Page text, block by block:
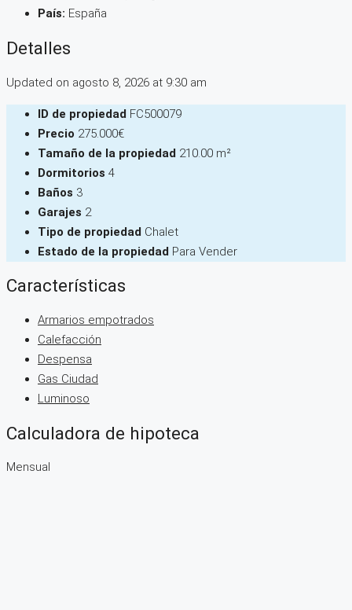
País: España
Detalles
Updated on agosto 8, 2026 at 9:30 am
ID de propiedad FC500079
Precio 275.000€
Tamaño de la propiedad 210.00 m²
Dormitorios 4
Baños 3
Garajes 2
Tipo de propiedad Chalet
Estado de la propiedad Para Vender
Características
Armarios empotrados
Calefacción
Despensa
Gas Ciudad
Luminoso
Calculadora de hipoteca
Mensual